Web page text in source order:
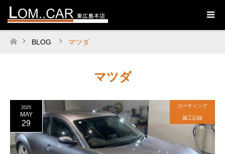
ホーム
BLOG マツダ
マツダ
2025
MAY
29
コーティング
施工記録